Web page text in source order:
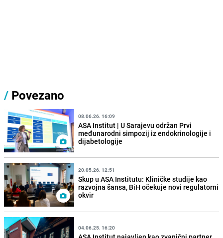
/ Povezano
08.06.26. 16:09
ASA Institut | U Sarajevu održan Prvi
međunarodni simpozij iz endokrinologije i
dijabetologije
20.05.26. 12:51
Skup u ASA Institutu: Kliničke studije kao
razvojna šansa, BiH očekuje novi regulatorni
okvir
04.06.25. 16:20